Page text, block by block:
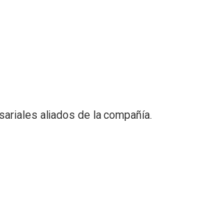
aliados de la compañía.